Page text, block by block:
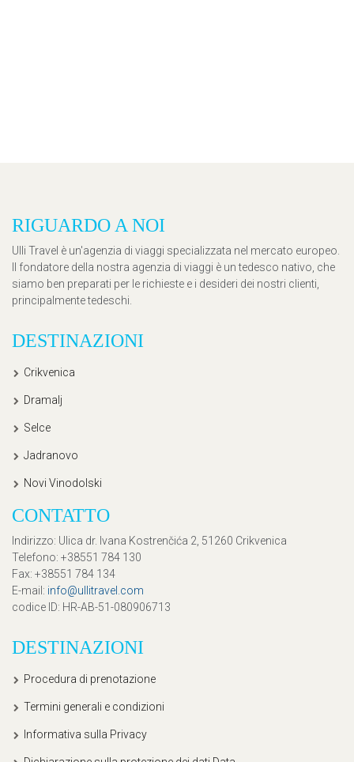
RIGUARDO A NOI
Ulli Travel è un'agenzia di viaggi specializzata nel mercato europeo.
Il fondatore della nostra agenzia di viaggi è un tedesco nativo, che
siamo ben preparati per le richieste e i desideri dei nostri clienti,
principalmente tedeschi.
DESTINAZIONI
Crikvenica
Dramalj
Selce
Jadranovo
Novi Vinodolski
CONTATTO
Indirizzo: Ulica dr. Ivana Kostrenčića 2, 51260 Crikvenica
Telefono: +38551 784 130
Fax: +38551 784 134
E-mail : info@ullitravel.com
codice ID: HR-AB-51-080906713
DESTINAZIONI
Procedura di prenotazione
Termini generali e condizioni
Informativa sulla Privacy